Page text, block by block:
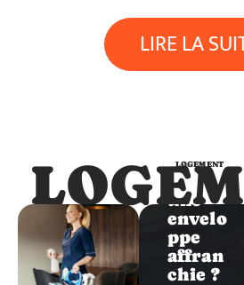
LIRE LA
LOGEMENT
Comm
timbre
sur
une
envelo
ppe
affran
chie ?